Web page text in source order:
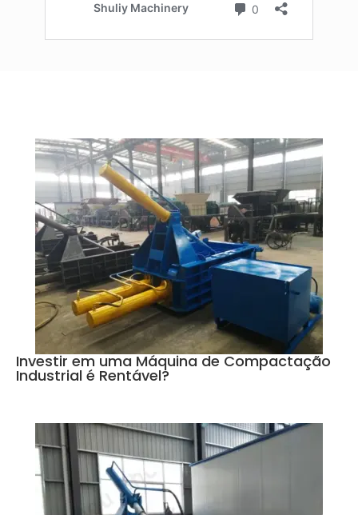
Investir em uma Máquina de Compactação
Industrial é Rentável?